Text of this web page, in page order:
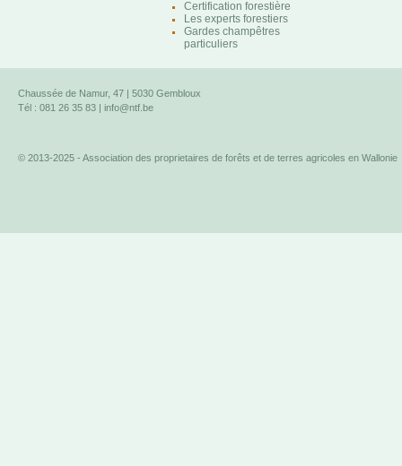
Certification forestière
Les experts forestiers
Gardes champêtres
particuliers
Chaussée de Namur, 47 | 5030 Gembloux
Tél : 081 26 35 83 | info@ntf.be
© 2013-2025 - Association des proprietaires de forêts et de terres agricoles en Wallonie